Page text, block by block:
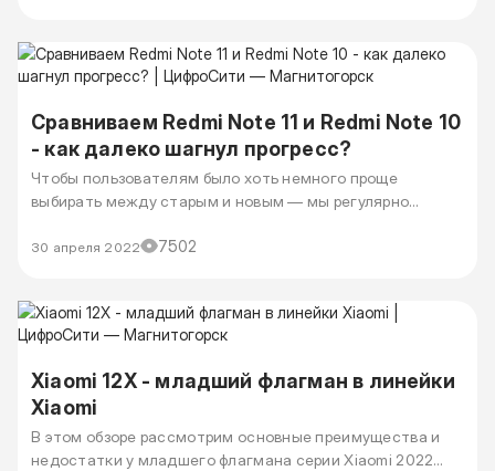
Сравниваем Redmi Note 11 и Redmi Note 10
- как далеко шагнул прогресс?
Чтобы пользователям было хоть немного проще
выбирать между старым и новым — мы регулярно
Давайте сравним Redmi Note 11 и Redmi Note 10, чтобы
30 апреля 2022 7502
Xiaomi 12X - младший флагман в линейки
Xiaomi
В этом обзоре рассмотрим основные преимущества и
недостатки у младшего флагмана серии Xiaomi 2022